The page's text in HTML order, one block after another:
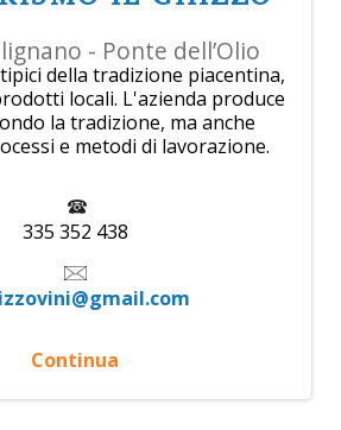
- Ponte dell’Olio
della tradizione piacentina,
locali. L'azienda produce
la tradizione, ma anche
e metodi di lavorazione.
335 352 438
Continua